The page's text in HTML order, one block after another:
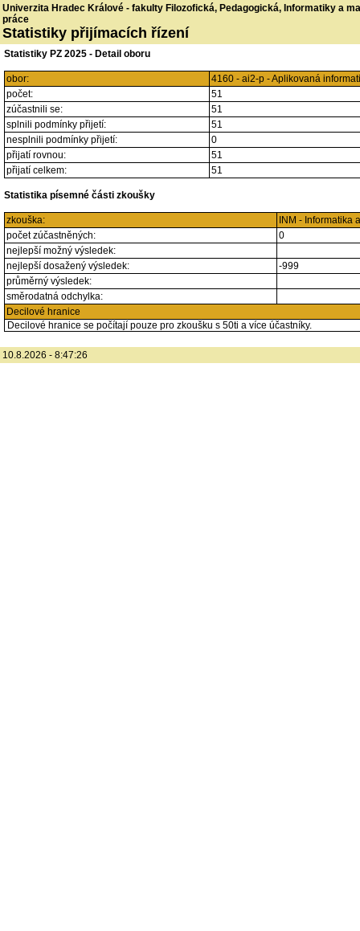
Univerzita Hradec Králové - fakulty Filozofická, Pedagogická, Informatiky a
práce
Statistiky přijímacích řízení
Statistiky PZ 2025 - Detail oboru
obor:
4160 - ai2-p - Aplikovaná
počet:
51
zúčastnili se:
51
splnili podmínky přijetí:
51
nesplnili podmínky přijetí:
0
přijatí rovnou:
51
přijatí celkem:
51
Statistika písemné části zkoušky
zkouška:
INM - Informatika
počet zúčastněných:
0
nejlepší možný výsledek:
nejlepší dosažený výsledek:
-999
průměrný výsledek:
směrodatná odchylka:
Decilové hranice
Decilové hranice se počítají pouze pro zkoušku s 50ti a více účastníky.
10.8.2026 - 8:47:26